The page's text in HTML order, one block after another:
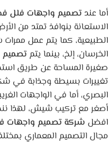
أما عند تصميم واجهات فلل
الاستعانة بنوافذ تمتد من
الطبيعية، كما يتم عمل
الخرسان، إلخ، بينما يتم
صغيرة المساحة عن طريق
تغييرات بسيطة وجذابة في
البصري، أما في الواجهات
أصغر مع تركيب شيش، لهذا
افضل شركة تصميم واجهات
مجال التصميم المعماري